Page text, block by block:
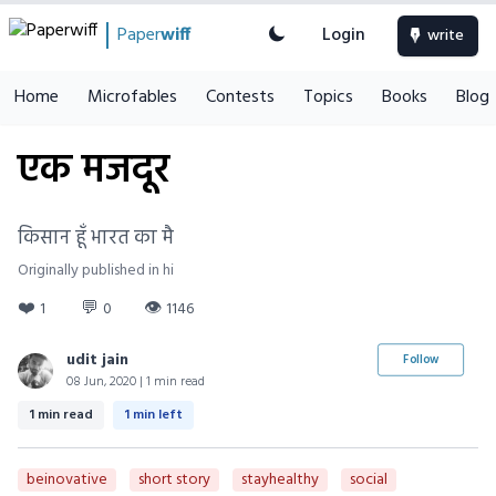
Paperwiff Login write
Home Microfables Contests Topics Books Blog
एक मजदूर
किसान हूँ भारत का मै
Originally published in hi
❤️ 1 💬 0 👁 1146
udit jain
08 Jun, 2020 | 1 min read
Follow
1 min read 1 min left
beinovative short story stayhealthy
social